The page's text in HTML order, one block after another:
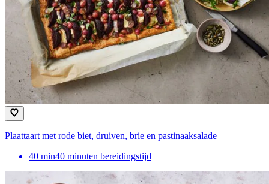
Plaattaart met rode biet, druiven, brie en pastinaaksalade
40 min40 minuten bereidingstijd